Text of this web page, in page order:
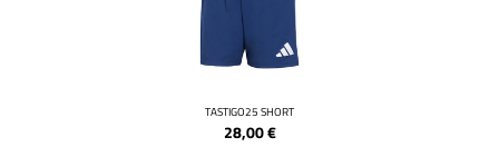
TASTIGO25 SHORT
28,00€